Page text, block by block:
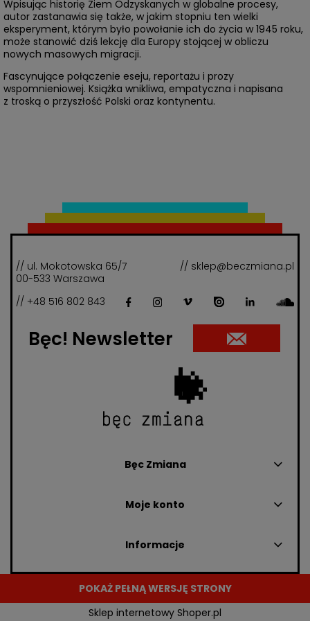
Wpisując historię Ziem Odzyskanych w globalne procesy,
autor zastanawia się także, w jakim stopniu ten wielki
eksperyment, którym było powołanie ich do życia w 1945 roku,
może stanowić dziś lekcję dla Europy stojącej w obliczu
nowych masowych migracji.
Fascynujące połączenie eseju, reportażu i prozy
wspomnieniowej. Książka wnikliwa, empatyczna i napisana
z troską o przyszłość Polski oraz kontynentu.
// ul. Mokotowska 65/7
00-533 Warszawa
// sklep@beczmiana.pl
// +48 516 802 843
Bęc! Newsletter
Bęc Zmiana
Moje konto
Informacje
POKAŻ PEŁNĄ WERSJĘ STRONY
Sklep internetowy Shoper.pl